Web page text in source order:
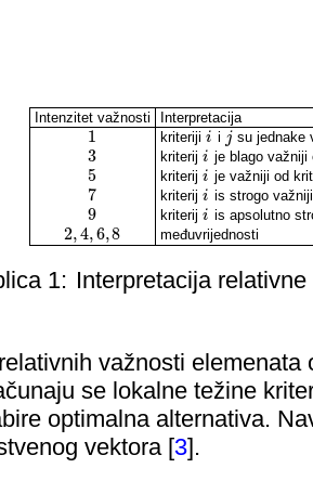
Intenzitet važnosti Interpretacija
1
1 kriteriji i
i i j
j su jednake
3
3 kriterij i
i je blago
5
5 kriterij i
i je važniji od
7
7 kriterij i
i is strogo
9
9 kriterij i
i is apsolutno
2,4,6,8
2,4,6 ,8 međuvrijednosti
1: Interpretacija
važnosti elemenata
se lokalne težine
optimalna alternativa.
vektora [3] .